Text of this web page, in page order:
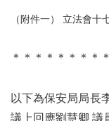
（附件一） 立法會十
＊＊＊＊＊＊＊＊
以下為保安局局長
議上回應劉慧卿 議